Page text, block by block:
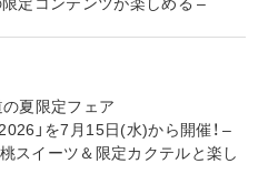
夏限定フェア
」を7月15日(水)から開催！ –
スイーツ＆限定カクテルと楽し